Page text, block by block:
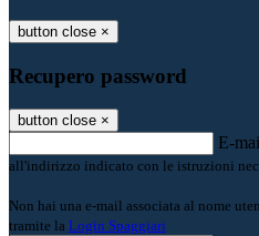
button close ×
Recupero password
button close ×
E-
all'indirizzo indicato con le istruzioni
Non hai una e-mail associata al nome
tramite la Login Spaggiari